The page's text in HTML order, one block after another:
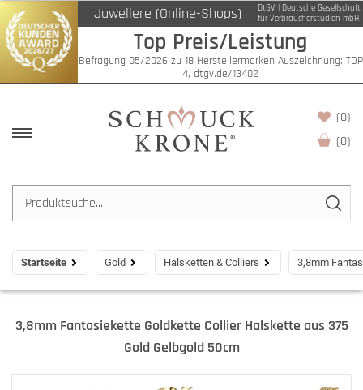
Juweliere (Online-Shops)
DtGV | Deutsche Gesellschaft
für Verbraucherstudien mbH
Top Preis/Leistung
Befragung 05/2026 zu 18 Herstellermarken Auszeichnung: TOP
4, dtgv.de/13402
(0)
(0)
Startseite Gold Halsketten & Colliers 3,8mm
3,8mm Fantasiekette Goldkette Collier Halskette aus 375
Gold Gelbgold 50cm